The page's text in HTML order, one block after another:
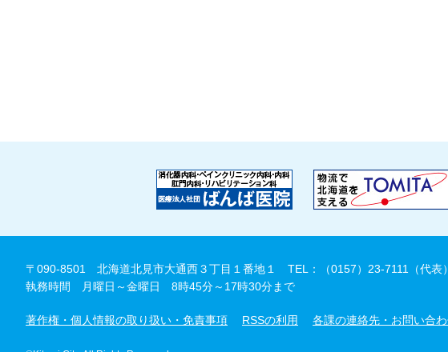
〒090-8501 北海道北見市大通西３丁目１番地１
TEL：（0157）23-7111（代表）
執務時間 月曜日～金曜日 8時45分～17時30分まで
著作権・個人情報の取り扱い・免責事項 RSSの利用 各課の連絡先・お問い合